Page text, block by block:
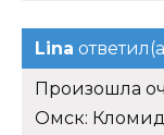
Lina
Произошла
Омск: Кломид